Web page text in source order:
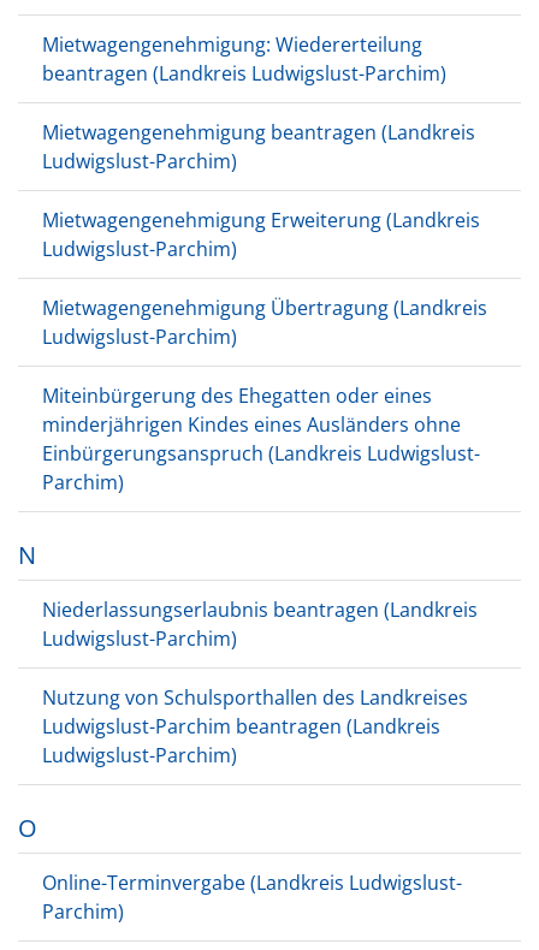
Mietwagengenehmigung: Wiedererteilung
beantragen (Landkreis Ludwigslust-Parchim)
Mietwagengenehmigung beantragen (Landkreis
Ludwigslust-Parchim)
Mietwagengenehmigung Erweiterung (Landkreis
Ludwigslust-Parchim)
Mietwagengenehmigung Übertragung (Landkreis
Ludwigslust-Parchim)
Miteinbürgerung des Ehegatten oder eines
minderjährigen Kindes eines Ausländers ohne
Einbürgerungsanspruch (Landkreis Ludwigslust-
Parchim)
N
Niederlassungserlaubnis beantragen (Landkreis
Ludwigslust-Parchim)
Nutzung von Schulsporthallen des Landkreises
Ludwigslust-Parchim beantragen (Landkreis
Ludwigslust-Parchim)
O
Online-Terminvergabe (Landkreis Ludwigslust-
Parchim)